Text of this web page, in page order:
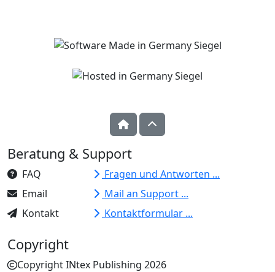
Beratung & Support
FAQ
Fragen und Antworten ...
Email
Mail an Support ...
Kontakt
Kontaktformular ...
Copyright
Copyright INtex Publishing 2026